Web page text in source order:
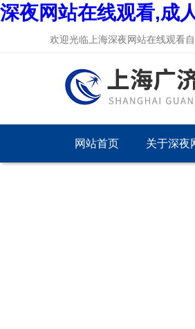
深夜网站在线观看,成
欢迎光临上海深夜网站在线观看自
网站首页 关于深夜